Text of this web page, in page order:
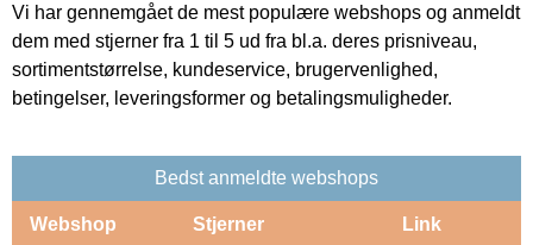
Vi har gennemgået de mest populære webshops og anmeldt
dem med stjerner fra 1 til 5 ud fra bl.a. deres prisniveau,
sortimentstørrelse, kundeservice, brugervenlighed,
betingelser, leveringsformer og betalingsmuligheder.
Bedst anmeldte webshops
Webshop Stjerner Link